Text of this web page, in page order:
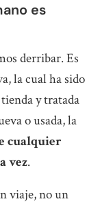
es
derribar. Es
la cual ha sido
y tratada
o usada, la
cualquier
vez.
viaje, no un